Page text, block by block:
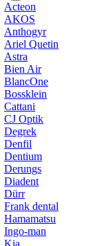
Acteon
AKOS
Anthogyr
Ariel Quetin
Astra
Bien Air
BlancOne
Bossklein
Cattani
CJ Optik
Degrek
Denfil
Dentium
Derungs
Diadent
Dürr
Frank dental
Hamamatsu
Ingo-man
Kia